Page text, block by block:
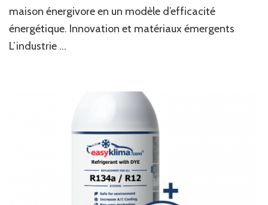
maison énergivore en un modèle d’efficacité
énergétique. Innovation et matériaux émergents
L’industrie …